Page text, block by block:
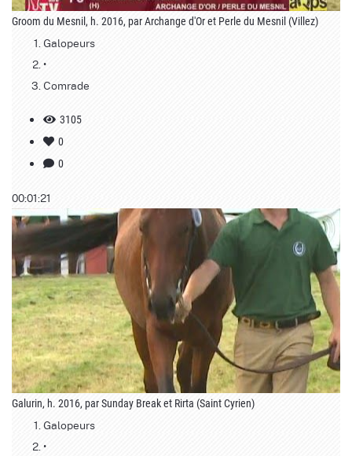
Groom du Mesnil, h. 2016, par Archange d'Or et Perle du Mesnil (Villez)
Galopeurs
•
Comrade
3105
0
0
00:01:21
Galurin, h. 2016, par Sunday Break et Rirta (Saint Cyrien)
Galopeurs
•